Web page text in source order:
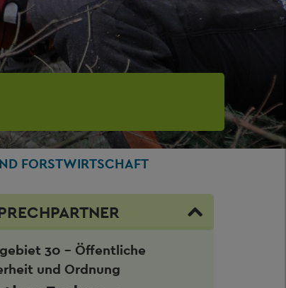
FORSTWIRTSCHAFT
30 - Öffentliche
und Ordnung